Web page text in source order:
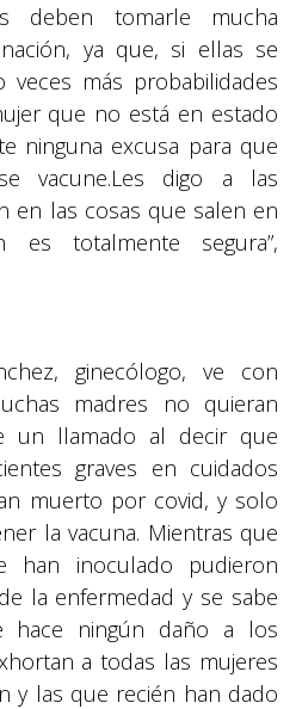
deben tomarle mucha
ya que, si ellas se
veces más probabilidades
que no está en estado
ninguna excusa para que
vacune.Les digo a las
en las cosas que salen en
es totalmente segura”,
ginecólogo, ve con
madres no quieran
un llamado al decir que
graves en cuidados
muerto por covid, y solo
la vacuna. Mientras que
han inoculado pudieron
la enfermedad y se sabe
hace ningún daño a los
a todas las mujeres
y las que recién han dado